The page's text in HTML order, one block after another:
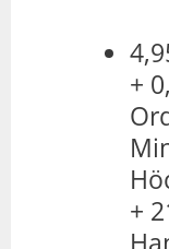
+
+